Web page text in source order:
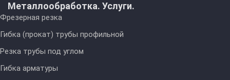
Металлообработка. Услуги.
Фрезерная резка
Гибка (прокат) трубы профильной
Резка трубы под углом
Гибка арматуры